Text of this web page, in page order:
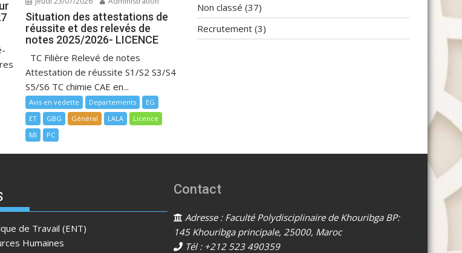
Situation des attestations de
réussite et des relevés de
notes 2025/2026- LICENCE
TC Filière Relevé de notes
Attestation de réussite S1/S2 S3/S4
S5/S6 TC chimie CAE en...
Avis en vedette Departements
EG
ET
GBG Général LALA
Licence
MI
PC
Non classé (37)
Recrutement (3)
de Travail (ENT)
Humaines
Contact
Adresse : Faculté Polydisciplinaire de Khouribga BP:
145 Khouribga principale, 25000, Maroc
Tél : +212 523 490359